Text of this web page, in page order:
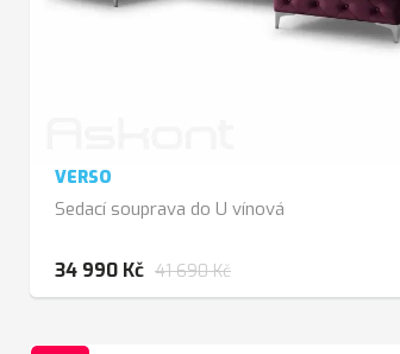
VERSO
Sedací souprava do U vínová
34 990 Kč 41 690 Kč